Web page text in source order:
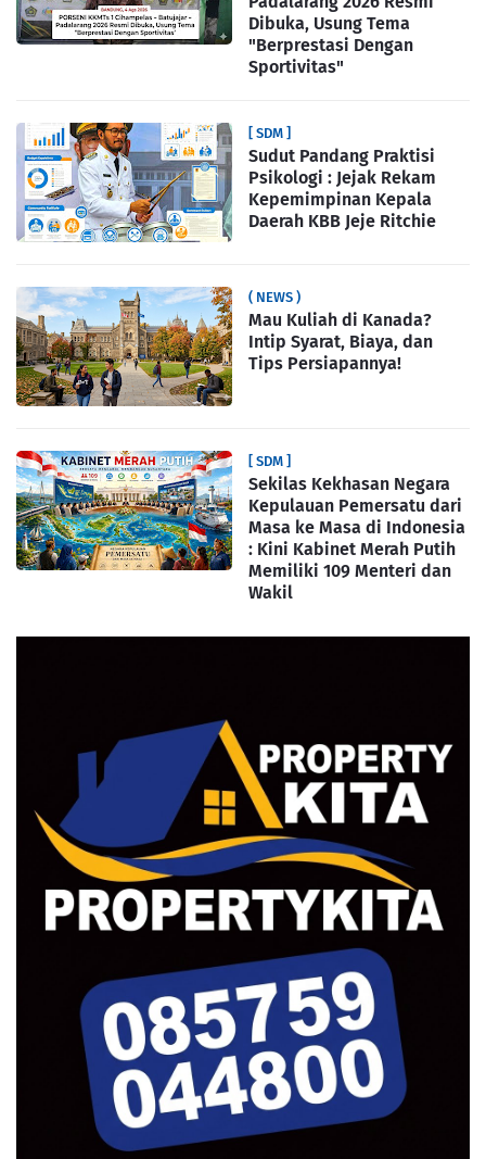
Dibuka, Usung Tema
"Berprestasi Dengan
Sportivitas"
[ SDM ]
Sudut Pandang Praktisi
Psikologi : Jejak Rekam
Kepemimpinan Kepala
Daerah KBB Jeje Ritchie
( NEWS )
Mau Kuliah di Kanada?
Intip Syarat, Biaya, dan
Tips Persiapannya!
[ SDM ]
Sekilas Kekhasan Negara
Kepulauan Pemersatu dari
Masa ke Masa di Indonesia
: Kini Kabinet Merah Putih
Memiliki 109 Menteri dan
Wakil